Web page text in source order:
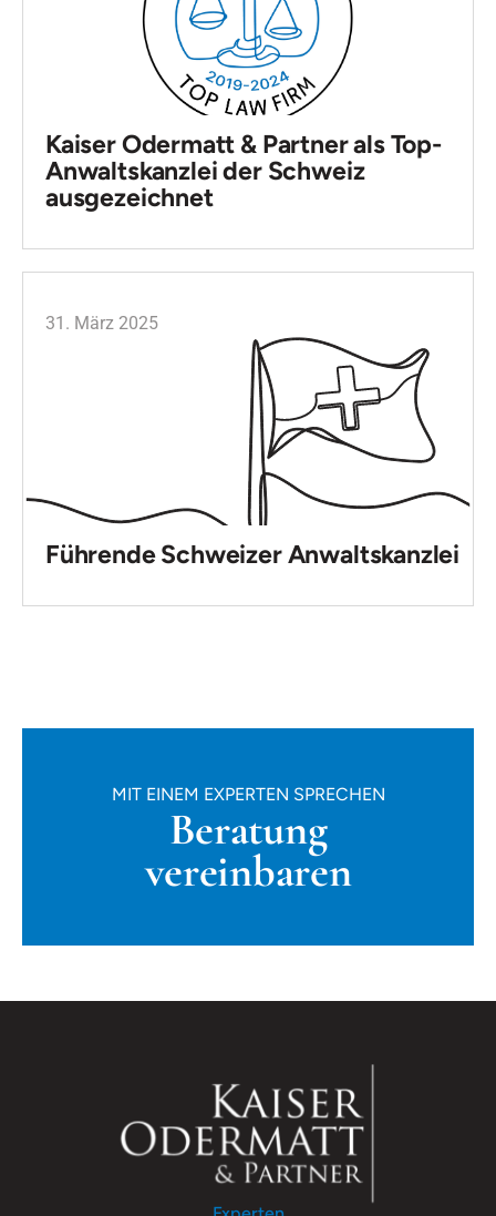
Kaiser Odermatt & Partner als Top-
Anwaltskanzlei der Schweiz
ausgezeichnet
31. März 2025
Führende Schweizer Anwaltskanzlei
MIT EINEM EXPERTEN SPRECHEN
Beratung
vereinbaren